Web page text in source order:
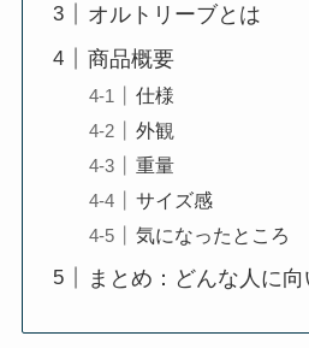
オルトリーブとは
商品概要
仕様
外観
重量
サイズ感
気になったところ
まとめ：どんな人に